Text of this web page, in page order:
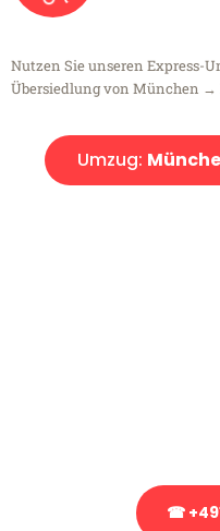
Nutzen Sie unseren Express-
Übersiedlung von München →
Umzug:
☎